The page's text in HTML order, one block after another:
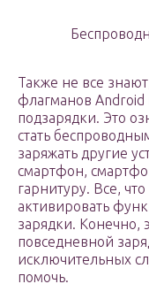
Также не все
флагманов
подзарядки. Это
стать
заряжать другие
смартфон,
гарнитуру. Все,
активировать
зарядки. Конечно,
повседневной
исключительных
помочь.